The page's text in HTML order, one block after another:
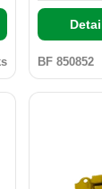
BF 850852